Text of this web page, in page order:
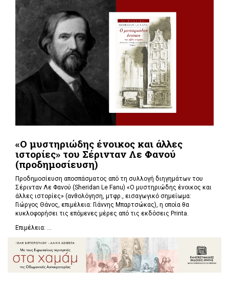
«Ο μυστηριώδης ένοικος και άλλες
ιστορίες» του Σέρινταν Λε Φανού
(προδημοσίευση)
Προδημοσίευση αποσπάσματος από τη συλλογή διηγημάτων του
Σέρινταν Λε Φανού (Sheridan Le Fanu) «Ο μυστηριώδης ένοικος και
άλλες ιστορίες» (ανθολόγηση, μτφρ., εισαγωγικό σημείωμα:
Γιώργος Θάνος, επιμέλεια: Γιάννης Μπαρτσώκας), η οποία θα
κυκλοφορήσει τις επόμενες μέρες από τις εκδόσεις Printa.
Επιμέλεια: ...